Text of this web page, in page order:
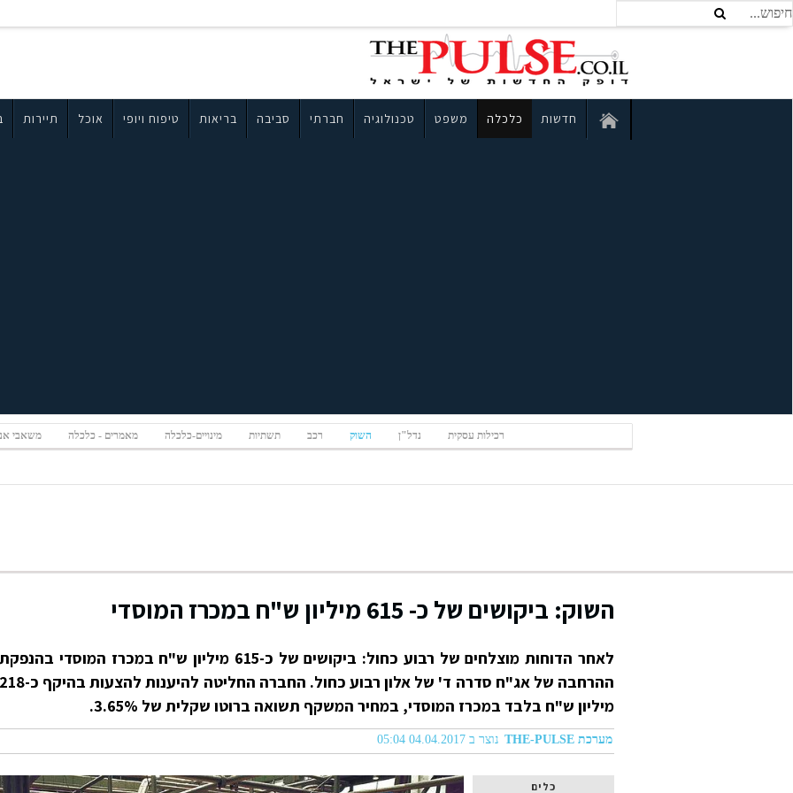
חדשות כלכלה משפט טכנולוגיה חברתי סביבה בריאות טיפוח ויופי אוכל תיירות
רכילות עסקית נדל"ן השוק רכב תשתיות מינויים-כלכלה מאמרים - כלכלה משאבי
השוק: ביקושים של כ- 615 מיליון ש"ח במכרז המוסדי
לאחר הדוחות מוצלחים של רבוע כחול: ביקושים של כ-615 מיליון ש"ח במכרז המוסדי בהנפקת
ההרחבה של אג"ח סדרה ד' של אלון רבוע כחול. החברה החליטה להיענות להצעות בהיקף כ-218
מיליון ש"ח בלבד במכרז המוסדי, במחיר המשקף תשואה ברוטו שקלית של 3.65%.
מערכת THE-PULSE נוצר ב 04.04.2017 05:04
כלים